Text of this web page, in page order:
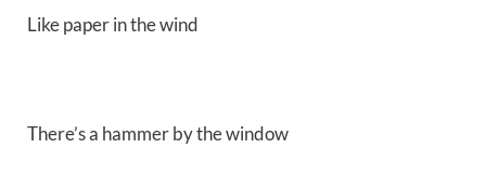
Like paper in the wind
There’s a hammer by the window